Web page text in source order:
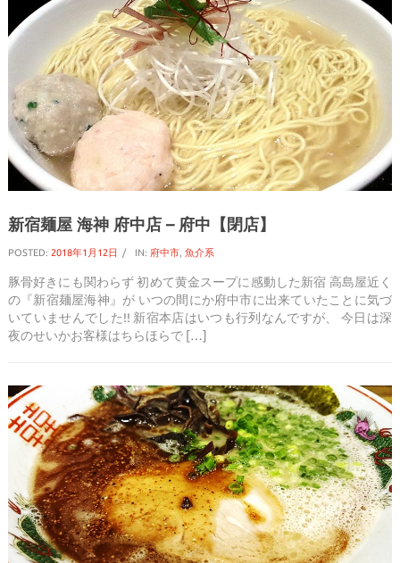
新宿麺屋 海神 府中店 – 府中【閉店】
POSTED: 2018年1月12日 IN: 府中市, 魚介系
豚骨好きにも関わらず 初めて黄金スープに感動した新宿 高島屋近く
の『新宿麺屋海神』が いつの間にか府中市に出来ていたことに気づ
いていませんでした!! 新宿本店はいつも行列なんですが、 今日は深
夜のせいかお客様はちらほらで […]